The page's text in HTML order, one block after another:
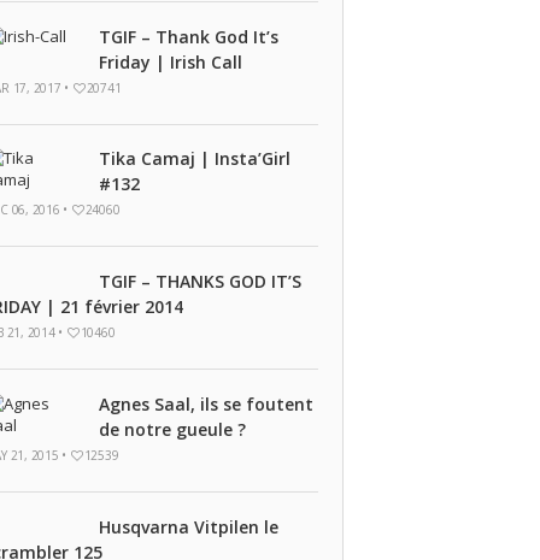
TGIF – Thank God It’s
Friday | Irish Call
17, 2017 • 20741
Tika Camaj | Insta’Girl
#132
06, 2016 • 24060
TGIF – THANKS GOD IT’S
| 21 février 2014
21, 2014 • 10460
Agnes Saal, ils se foutent
de notre gueule ?
21, 2015 • 12539
Husqvarna Vitpilen le
125